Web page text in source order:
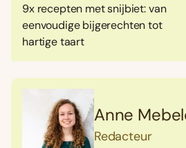
9x recepten met snijbiet: van
eenvoudige bijgerechten tot
hartige taart
Anne
Redacteur